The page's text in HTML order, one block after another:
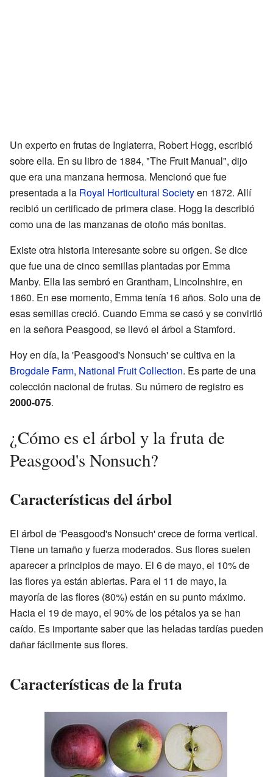
Un experto en frutas de Inglaterra, Robert Hogg, escribió
sobre ella. En su libro de 1884, "The Fruit Manual", dijo
que era una manzana hermosa. Mencionó que fue
presentada a la Royal Horticultural Societyen 1872. Allí
recibió un certificado de primera clase. Hogg la describió
como una de las manzanas de otoño más bonitas.
Existe otra historia interesante sobre su origen. Se dice
que fue una de cinco semillas plantadas por Emma
Manby. Ella las sembró en Grantham, Lincolnshire, en
1860. En ese momento, Emma tenía 16 años. Solo una de
esas semillas creció. Cuando Emma se casó y se convirtió
en la señora Peasgood, se llevó el árbol a Stamford.
Hoy en día, la 'Peasgood's Nonsuch' se cultiva en la
Brogdale Farm, National Fruit Collection. Es parte de una
colección nacional de frutas. Su número de registro es
2000-075.
¿Cómo es el árbol y la fruta de
Peasgood's Nonsuch?
Características del árbol
El árbol de 'Peasgood's Nonsuch' crece de forma vertical.
Tiene un tamaño y fuerza moderados. Sus flores suelen
aparecer a principios de mayo. El 6 de mayo, el 10% de
las flores ya están abiertas. Para el 11 de mayo, la
mayoría de las flores (80%) están en su punto máximo.
Hacia el 19 de mayo, el 90% de los pétalos ya se han
caído. Es importante saber que las heladas tardías pueden
dañar fácilmente sus flores.
Características de la fruta